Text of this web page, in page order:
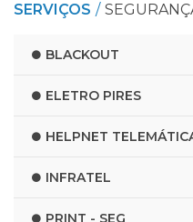
SERVIÇOS
BLACKOUT
ELETRO PIRES
HELPNET
INFRATEL
PRINT - SEG